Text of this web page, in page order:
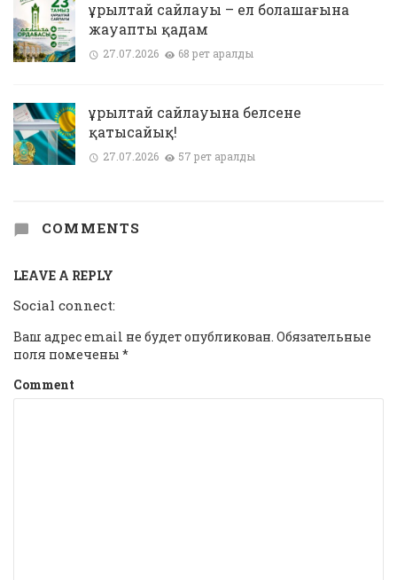
Құрылтай сайлауы – ел болашағына
жауапты қадам
27.07.2026 68 рет қаралды
Құрылтай сайлауына белсене
қатысайық!
27.07.2026 57 рет қаралды
COMMENTS
LEAVE A REPLY
Social connect:
Ваш адрес email не будет опубликован. Обязательные
поля помечены *
Comment